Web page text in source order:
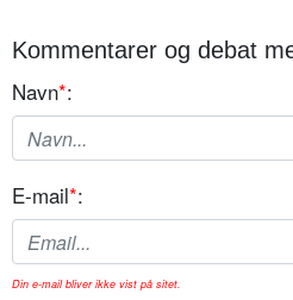
Kommentarer og debat
Navn*:
E-mail*:
Din e-mail bliver ikke vist på sitet.